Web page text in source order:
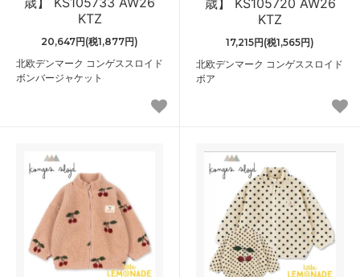
KTZ
20,647円(税1,877円)
北欧デンマーク コンゲススロイド
ボンバージャケット
KTZ
17,215円(税1,565円)
北欧デンマーク コンゲススロイド
ボア